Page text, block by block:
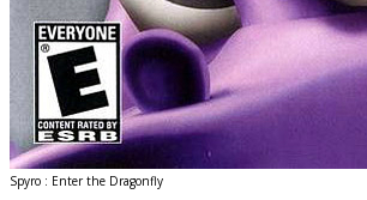
Spyro : Enter the Dragonfly